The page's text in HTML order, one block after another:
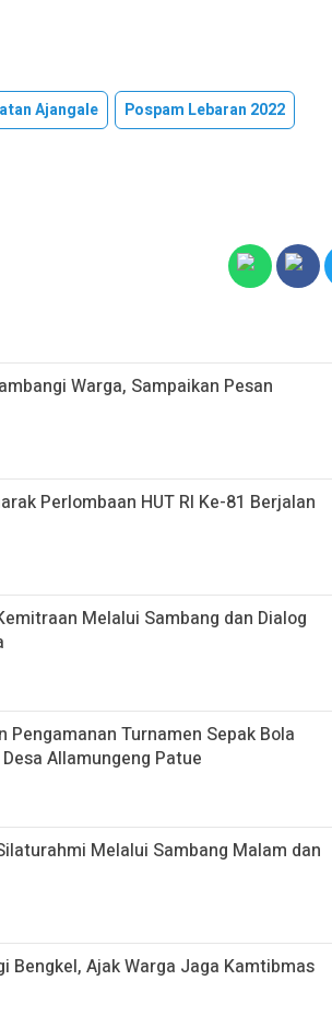
Ajangale Pospam Lebaran 2022
Warga, Sampaikan Pesan
Perlombaan HUT RI Ke-81 Berjalan
Melalui Sambang dan Dialog
Pengamanan Turnamen Sepak Bola
Allamungeng Patue
Melalui Sambang Malam dan
Bengkel, Ajak Warga Jaga Kamtibmas